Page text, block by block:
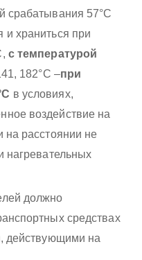
срабатывания 57°С
и храниться при
с температурой
182°С –при
в условиях,
воздействие на
на расстоянии не
нагревательных
должно
средствах
действующими на